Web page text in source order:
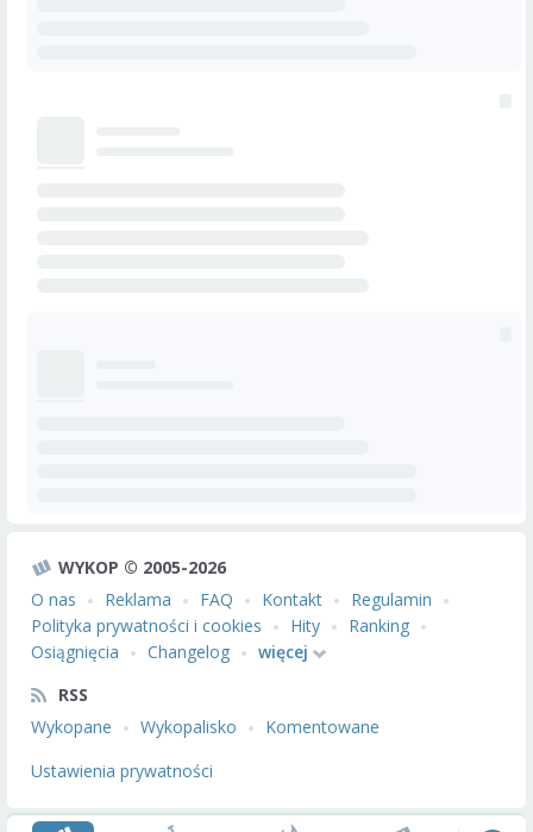
WYKOP © 2005-2026
O nas
Reklama FAQ Kontakt
Regulamin
Polityka prywatności i cookies
Hity
Ranking
Osiągnięcia
Changelog
więcej
RSS
Wykopane
Wykopalisko
Komentowane
Ustawienia prywatności